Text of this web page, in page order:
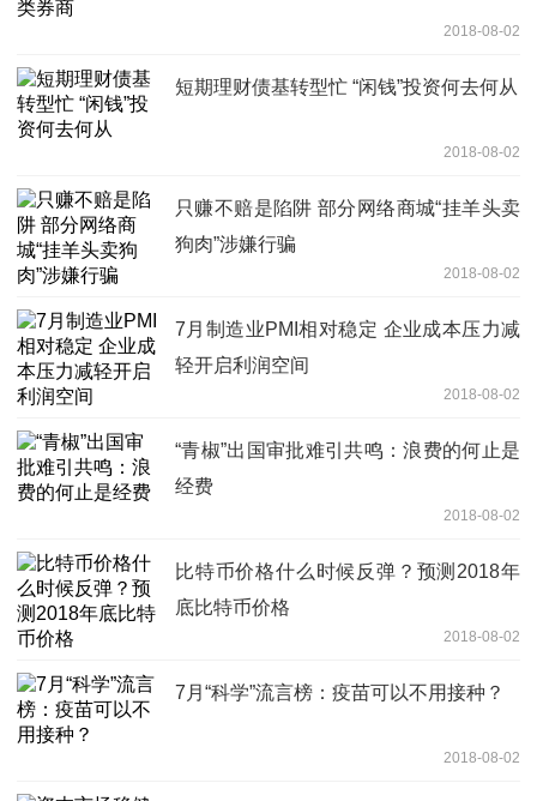
2018-08-02
短期理财债基转型忙 “闲钱”投资何去何从
2018-08-02
只赚不赔是陷阱 部分网络商城“挂羊头卖
狗肉”涉嫌行骗
2018-08-02
7月制造业PMI相对稳定 企业成本压力减
轻开启利润空间
2018-08-02
“青椒”出国审批难引共鸣：浪费的何止是
经费
2018-08-02
比特币价格什么时候反弹？预测2018年
底比特币价格
2018-08-02
7月“科学”流言榜：疫苗可以不用接种？
2018-08-02